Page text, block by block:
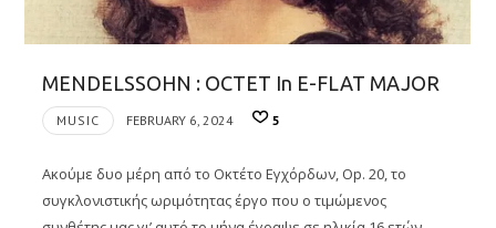
MENDELSSOHN : OCTET In E-FLAT MAJOR
MUSIC FEBRUARY 6, 2024 5
Ακούμε δυο μέρη από το Οκτέτο Εγχόρδων, Op. 20, το
συγκλονιστικής ωριμότητας έργο που ο τιμώμενος